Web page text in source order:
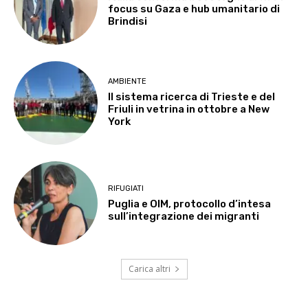
focus su Gaza e hub umanitario di
Brindisi
AMBIENTE
Il sistema ricerca di Trieste e del
Friuli in vetrina in ottobre a New
York
RIFUGIATI
Puglia e OIM, protocollo d’intesa
sull’integrazione dei migranti
Carica altri